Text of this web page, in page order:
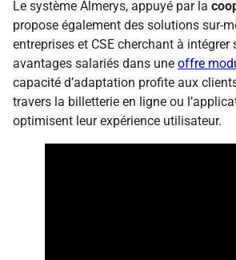
Le système Almerys, appuyé par la
propose également des solutions sur-
entreprises et CSE cherchant à intégrer
avantages salariés dans une offre
capacité d’adaptation profite aux
travers la billetterie en ligne ou
optimisent leur expérience utilisateur.